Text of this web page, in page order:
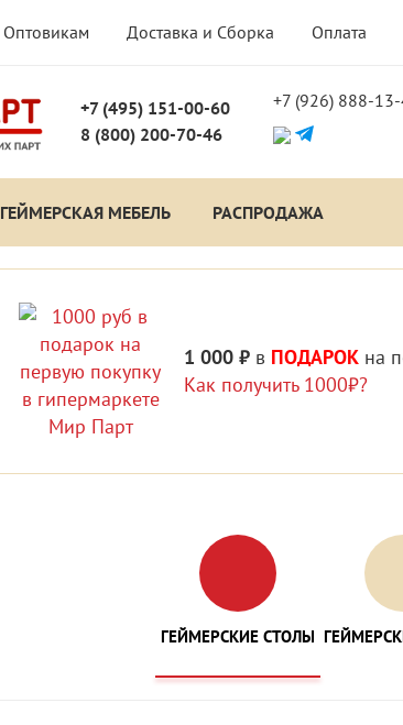
Оптовикам Доставка и Сборка Оплата
+7 (495) 151-00-60
8 (800) 200-70-46
+7 (926) 888-
ГЕЙМЕРСКАЯ МЕБЕЛЬ РАСПРОДАЖА
1 000 ₽ в ПОДАРОК на
Как получить 1000₽?
ГЕЙМЕРСКИЕ СТОЛЫ